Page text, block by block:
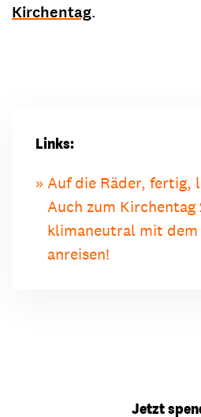
Kirchentag.
Links:
Auf die Räder, fertig,
Auch zum Kirchentag
klimaneutral mit dem
anreisen!
Jetzt